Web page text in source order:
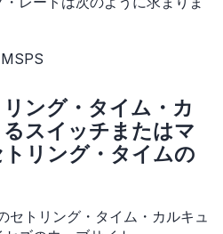
ング・タイム・カ
スイッチまたはマ
リング・タイムの
セトリング・タイム・カルキュ